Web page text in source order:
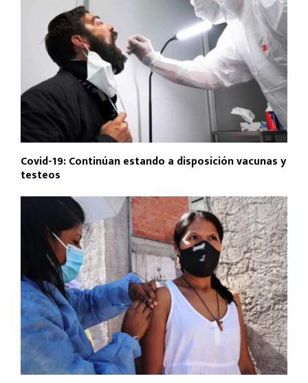
Covid-19: Continúan estando a disposición vacunas y
testeos